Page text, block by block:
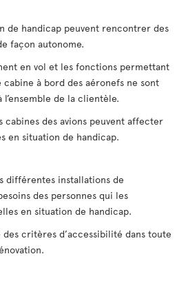
de handicap peuvent rencontrer des
façon autonome.
en vol et les fonctions permettant
à bord des aéronefs ne sont
de la clientèle.
cabines des avions peuvent affecter
en situation de handicap.
différentes installations de
des personnes qui les
en situation de handicap.
critères d’accessibilité dans toute